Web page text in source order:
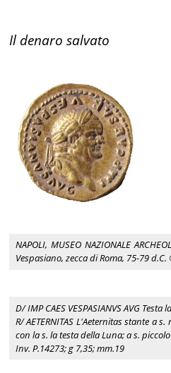
Il denaro salvato
NAPOLI, MUSEO NAZIONALE
Vespasiano, zecca di Roma, 75-79 d.C.
D/ IMP CAES VESPASIANVS AVG
R/ AETERNITAS L'Aeternitas stante a
con la s. la testa della Luna; a s.
Inv. P.14273; g 7,35; mm.19